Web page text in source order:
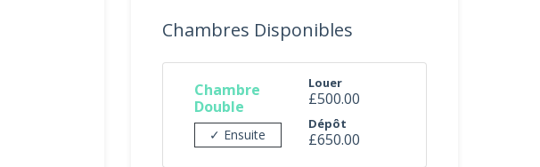
Chambres Disponibles
Chambre
Double
✓ Ensuite
Louer
£500.00
Dépôt
£650.00